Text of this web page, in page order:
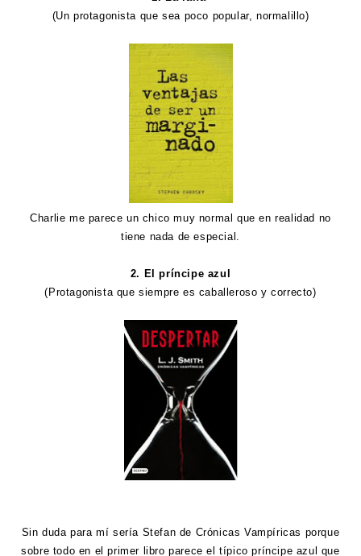
(Un protagonista que sea poco popular, normalillo)
Charlie me parece un chico muy normal que en realidad no
tiene nada de especial.
2. El príncipe azul
(Protagonista que siempre es caballeroso y correcto)
Sin duda para mí sería Stefan de Crónicas Vampíricas porque
sobre todo en el primer libro parece el típico príncipe azul que